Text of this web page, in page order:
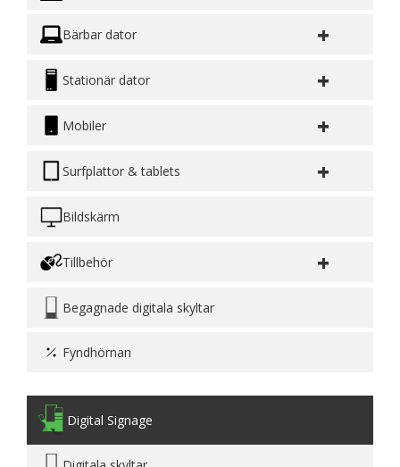
Bärbar dator +
Stationär dator +
Mobiler +
Surfplattor & tablets +
Bildskärm
Tillbehör +
Begagnade digitala skyltar
Fyndhörnan
Digital Signage